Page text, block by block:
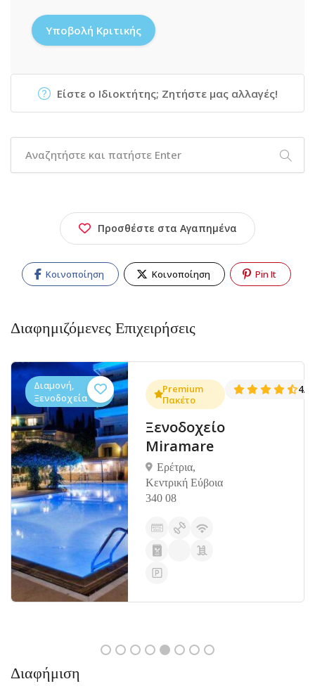
Είστε ο Ιδιοκτήτης; Ζητήστε μας αλλαγές!
Προσθέστε στα Αγαπημένα
Κοινοποίηση Κοινοποίηση Pin It
Διαφημιζόμενες Επιχειρήσεις
(273)
Διαμονή,
Ξενοδοχεία
Premium
Πακέτο
Ξενοδοχείο
Miramare
Ερέτρια,
Κεντρική Εύβοια
340 08
4.5
Διαφήμιση